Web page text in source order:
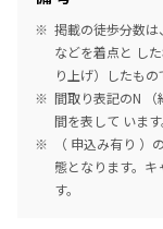
掲載の徒歩分数
などを着点と し
り上げ）したもの
間取り表記のN
間を表して いま
（ 申込み有り
態となります。
す。